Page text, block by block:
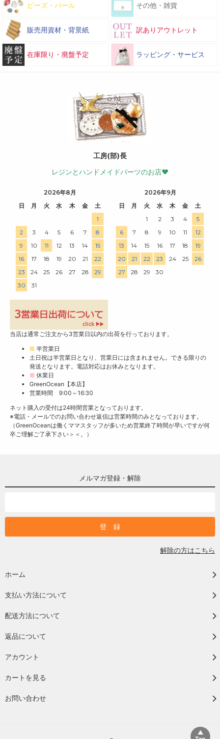
ビーズ・パール その他・雑貨
販売用資材・背景紙 訳ありアウトレット
在庫限り・廃盤予定 ラッピング・サービス
工房(部)長
レジンとハンドメイドパーツのお店♥
2026年8月
日
月 火 水 木 金
土
1
2
3 4 5 6 7
8
9
10 11 12 13 14
15
16
17 18 19 20 21
22
23
24 25 26 27 28
29
30
31
2026年9月
日
月 火 水 木 金
土
1
2 3 4
5
6
7 8 9 10 11
12
13
14 15 16 17 18
19
20
21 22 23 24 25
26
27
28 29 30
当店は通常ご注文から3営業日以内の出荷を行っております。
■ 半営業日
土日祝は半営業日となり、営業日には含まれません。できる限りの
発送となります。電話対応はお休みとなります。
■ 休業日
GreenOcean【本店】
営業時間 9:00～16:30
ネット購入の受付は24時間営業となっております。
※電話・メールでのお問い合わせ返信は営業時間のみとなっております。
（GreenOceanは働くママスタッフが多いため営業終了時間が早いですが何
卒ご理解ご了承下さい＞＜。）
メルマガ登録・解除
解除の方はこちら
ホーム
支払い方法について
配送方法について
返品について
アカウント
カートを見る
お問い合わせ